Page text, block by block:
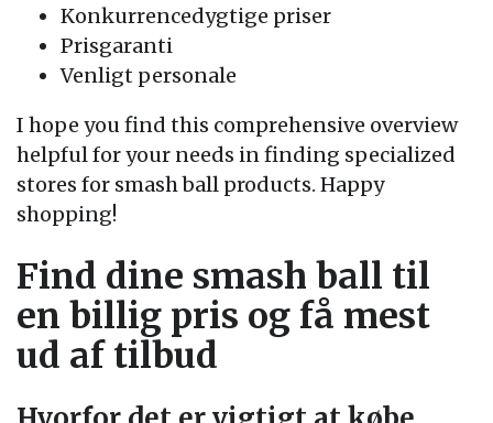
Konkurrencedygtige priser
Prisgaranti
Venligt personale
I hope you find this comprehensive overview
helpful for your needs in finding specialized
stores for smash ball products. Happy
shopping!
Find dine smash ball til
en billig pris og få mest
ud af tilbud